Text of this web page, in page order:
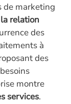
de marketing
relation
des
à
des
montre
services.